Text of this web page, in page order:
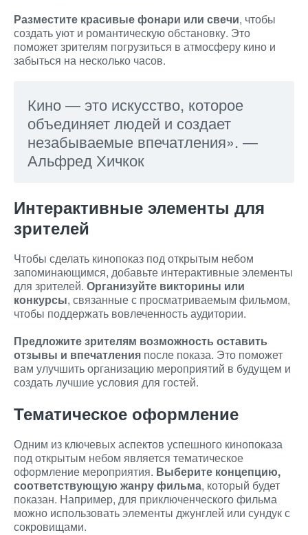
Разместите красивые фонари или свечи, чтобы
создать уют и романтическую обстановку. Это
поможет зрителям погрузиться в атмосферу кино и
забыться на несколько часов.
Кино — это искусство, которое
объединяет людей и создает
незабываемые впечатления». —
Альфред Хичкок
Интерактивные элементы для
зрителей
Чтобы сделать кинопоказ под открытым небом
запоминающимся, добавьте интерактивные элементы
для зрителей. Организуйте викторины или
конкурсы, связанные с просматриваемым фильмом,
чтобы поддержать вовлеченность аудитории.
Предложите зрителям возможность оставить
отзывы и впечатления после показа. Это поможет
вам улучшить организацию мероприятий в будущем и
создать лучшие условия для гостей.
Тематическое оформление
Одним из ключевых аспектов успешного кинопоказа
под открытым небом является тематическое
оформление мероприятия. Выберите концепцию,
соответствующую жанру фильма, который будет
показан. Например, для приключенческого фильма
можно использовать элементы джунглей или сундук с
сокровищами.